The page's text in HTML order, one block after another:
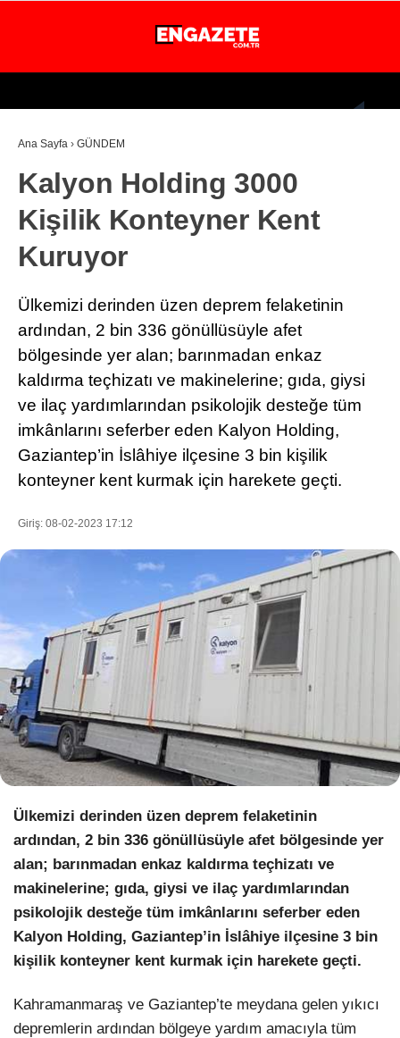
WhatsApp İhbar Hattı
Facebook
Instagram
Youtube
Pinterest
Dribbble
LinkedIn
31.3
İSTANBUL
GÜNDEM
EKONOMİ
DÜNYA
MAGAZİN
SAĞLIK
TEKNOLOJİ
EĞİTİM
Ana Sayfa › GÜNDEM
Kalyon Holding 3000
Kişilik Konteyner Kent
Kuruyor
Ülkemizi derinden üzen deprem felaketinin
ardından, 2 bin 336 gönüllüsüyle afet
bölgesinde yer alan; barınmadan enkaz
kaldırma teçhizatı ve makinelerine; gıda, giysi
ve ilaç yardımlarından psikolojik desteğe tüm
imkânlarını seferber eden Kalyon Holding,
Gaziantep’in İslâhiye ilçesine 3 bin kişilik
konteyner kent kurmak için harekete geçti.
Giriş: 08-02-2023 17:12
Ülkemizi derinden üzen deprem felaketinin
ardından, 2 bin 336 gönüllüsüyle afet bölgesinde yer
alan; barınmadan enkaz kaldırma teçhizatı ve
makinelerine; gıda, giysi ve ilaç yardımlarından
psikolojik desteğe tüm imkânlarını seferber eden
Kalyon Holding, Gaziantep’in İslâhiye ilçesine 3 bin
kişilik konteyner kent kurmak için harekete geçti.
Kahramanmaraş ve Gaziantep’te meydana gelen yıkıcı
depremlerin ardından bölgeye yardım amacıyla tüm